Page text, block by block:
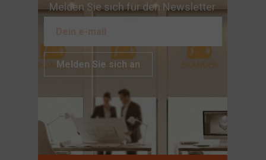
Melden Sie sich für den Newsletter
an
Melden Sie sich an